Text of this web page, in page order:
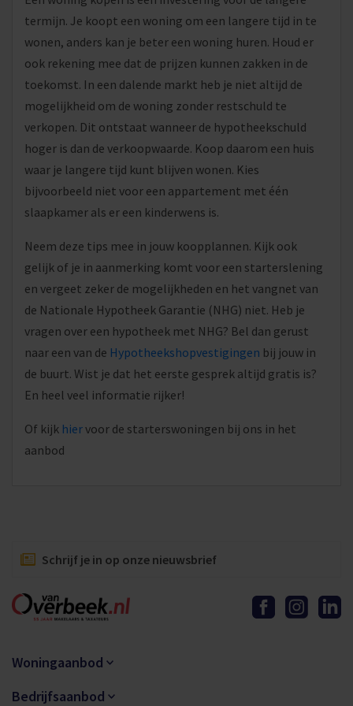
termijn. Je koopt een woning om een langere tijd in te
wonen, anders kan je beter een woning huren. Houd er
ook rekening mee dat de prijzen kunnen zakken in de
toekomst. In een dalende markt heb je niet altijd de
mogelijkheid om de woning zonder restschuld te
verkopen. Dit ontstaat wanneer de hypotheekschuld
hoger is dan de verkoopwaarde. Koop daarom een huis
waar je langere tijd kunt blijven wonen. Kies
bijvoorbeeld niet voor een appartement met één
slaapkamer als er een kinderwens is.
Neem deze tips mee in jouw koopplannen. Kijk ook
gelijk of je in aanmerking komt voor een starterslening
en vergeet zeker de mogelijkheden en het vangnet van
de Nationale Hypotheek Garantie (NHG) niet. Heb je
vragen over een hypotheek met NHG? Bel dan gerust
naar een van de Hypotheekshopvestigingen bij jouw in
de buurt. Wist je dat het eerste gesprek altijd gratis is?
En heel veel informatie rijker!
Of kijk hiervoor de starterswoningen bij ons in het
aanbod
Schrijf je in op onze nieuwsbrief
Woningaanbod
Bedrijfsaanbod